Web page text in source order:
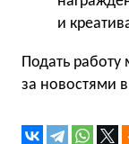
и
Подать
за новостями